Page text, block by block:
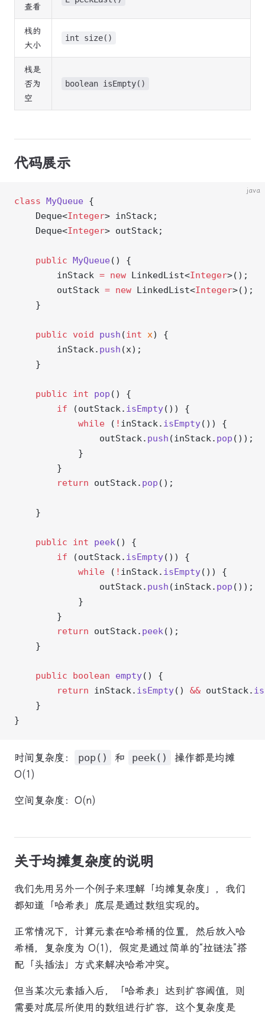
查看
栈的
大小
int size()
栈是
否为
空
boolean isEmpty()
代码展示
java
class MyQueue {
    Deque<
Integer> inStack;
    Deque<
Integer> outStack;
    public
MyQueue() {
        inStack
= new LinkedList<Integer>();
        outStack
= new LinkedList<Integer>();
    }
    public
void push (int x) {
        inStack.
push (x);
    }
    public
int pop () {
        if
(outStack. isEmpty()) {
            while
( ! inStack. isEmpty()) {
                outStack.
push (inStack. pop ());
            }
        }
        return
outStack. pop ();
    }
    public
int peek() {
        if
(outStack. isEmpty()) {
            while
( ! inStack. isEmpty()) {
                outStack.
push (inStack. pop ());
            }
        }
        return
outStack. peek();
    }
    public
boolean empty() {
        return
inStack. isEmpty() && outStack.
    }
}
时间复杂度： pop() 和 peek()
操作都是均摊
O(1)
空间复杂度：O(n)
关于均摊复杂度的说明
我们先用另外一个例子来理解「均摊复杂度」，我们
都知道「哈希表」底层是通过数组实现的。
正常情况下，计算元素在哈希桶的位置，然后放入哈
希桶，复杂度为 O(1)，假定是通过简单的“拉链法”搭
配「头插法」方式来解决哈希冲突。
但当某次元素插入后，「哈希表」达到扩容阈值，则
需要对底层所使用的数组进行扩容，这个复杂度是